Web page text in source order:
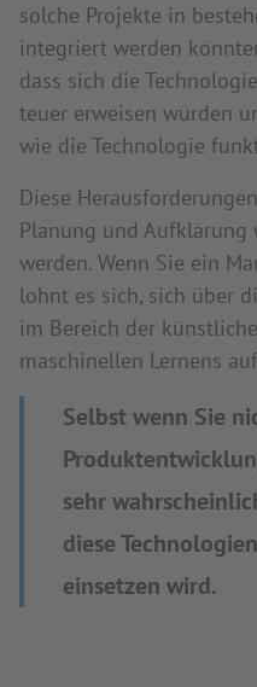
solche Projekte in
integriert werden
dass sich die
teuer erweisen würden
wie die Technologie
Diese
Planung und
werden. Wenn Sie ein
lohnt es sich, sich über
im Bereich der
maschinellen Lernens
Selbst wenn Sie
sehr
diese
einsetzen wird.